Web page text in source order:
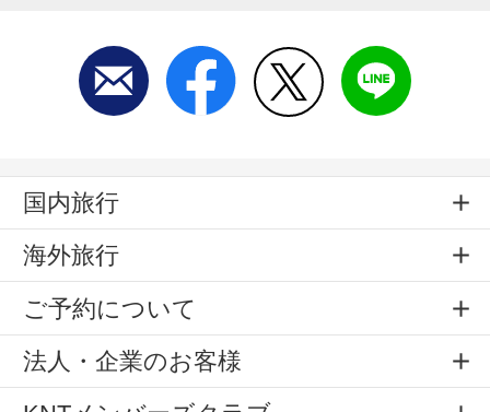
国内旅行
海外旅行
ご予約について
法人・企業のお客様